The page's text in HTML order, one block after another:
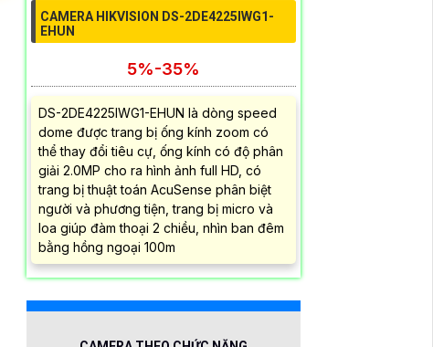
CAMERA HIKVISION DS-2DE4225IWG1-
EHUN
5%-35%
DS-2DE4225IWG1-EHUN là dòng speed
dome được trang bị ống kính zoom có
thể thay đổi tiêu cự, ống kính có độ phân
giải 2.0MP cho ra hình ảnh full HD, có
trang bị thuật toán AcuSense phân biệt
người và phương tiện, trang bị micro và
loa giúp đàm thoại 2 chiều, nhìn ban đêm
bằng hồng ngoại 100m